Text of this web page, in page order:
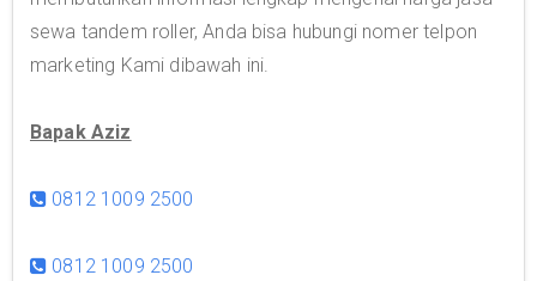
sewa tandem roller, Anda bisa hubungi nomer telpon
marketing Kami dibawah ini.
Bapak Aziz
0812 1009 2500
0812 1009 2500